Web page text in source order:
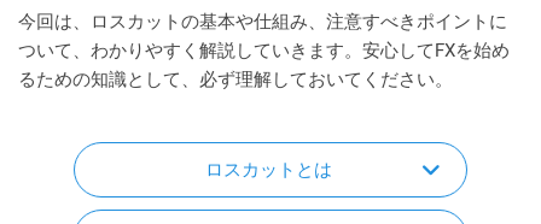
今回は、ロスカットの基本や仕組み、注意すべきポイントに
ついて、わかりやすく解説していきます。安心してFXを始め
るための知識として、必ず理解しておいてください。
ロスカットとは